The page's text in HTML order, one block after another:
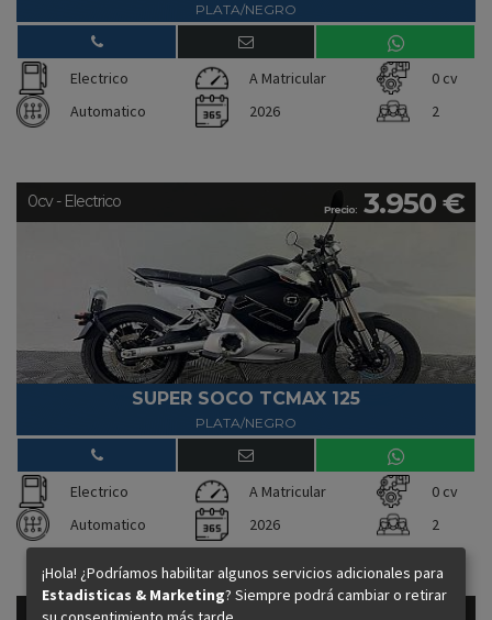
PLATA/NEGRO
Electrico A Matricular
0 cv
Automatico
2026 2
Precio: 3.950 €
0cv - Electrico
SUPER SOCO TCMAX 125
PLATA/NEGRO
Electrico A Matricular
0 cv
Automatico
2026 2
0cv - Electrico
¡Hola! ¿Podríamos habilitar algunos servicios adicionales para
Estadisticas & Marketing? Siempre podrá cambiar o retirar